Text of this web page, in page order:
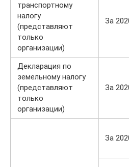
транспортному
налогу
(представляют
только
организации)
За
Декларация по
земельному налогу
(представляют
только
организации)
За
За